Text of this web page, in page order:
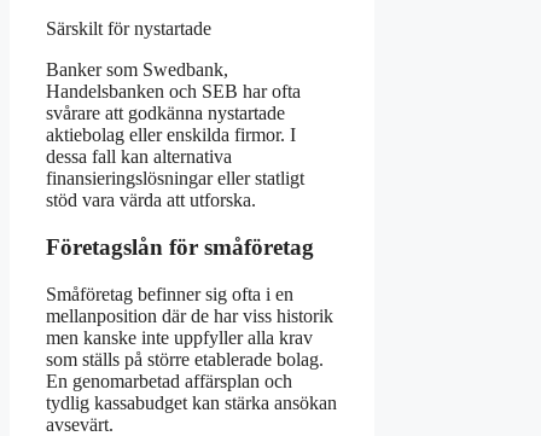
Särskilt för nystartade
Banker som Swedbank,
Handelsbanken och SEB har ofta
svårare att godkänna nystartade
aktiebolag eller enskilda firmor. I
dessa fall kan alternativa
finansieringslösningar eller statligt
stöd vara värda att utforska.
Företagslån för småföretag
Småföretag befinner sig ofta i en
mellanposition där de har viss historik
men kanske inte uppfyller alla krav
som ställs på större etablerade bolag.
En genomarbetad affärsplan och
tydlig kassabudget kan stärka ansökan
avsevärt.